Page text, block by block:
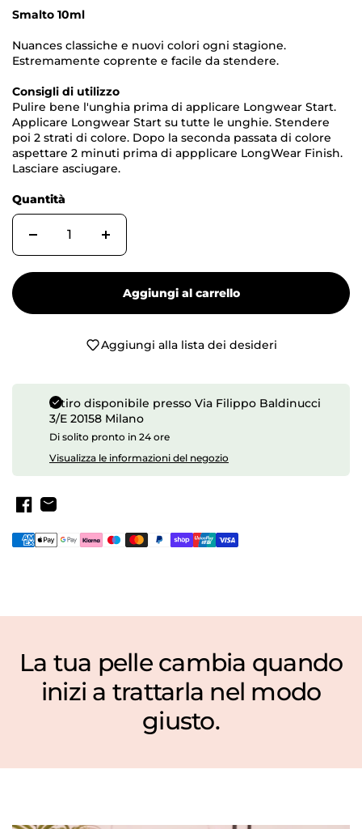
Smalto 10ml
Nuances classiche e nuovi colori ogni stagione.
Estremamente coprente e facile da stendere.
Consigli di utilizzo
Pulire bene l'unghia prima di applicare Longwear Start.
Applicare Longwear Start su tutte le unghie. Stendere
poi 2 strati di colore. Dopo la seconda passata di colore
aspettare 2 minuti prima di appplicare LongWear Finish.
Lasciare asciugare.
Quantità
Aggiungi al carrello
Aggiungi alla lista dei desideri
Ritiro disponibile presso Via Filippo Baldinucci
3/E 20158 Milano
Di solito pronto in 24 ore
Visualizza le informazioni del negozio
Smalto Longwear 132 Pebble
Purse
€15,00
La tua pelle cambia quando
inizi a trattarla nel modo
giusto.